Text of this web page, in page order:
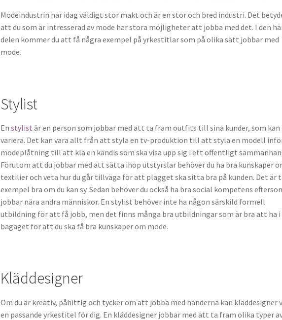
Modeindustrin har idag väldigt stor makt och är en stor och bred industri. Det
att du som är intresserad av mode har stora möjligheter att jobba med det. I den
delen kommer du att få några exempel på yrkestitlar som på olika sätt jobbar med
mode.
Stylist
En stylistär en person som jobbar med att ta fram outfits till sina kunder, som kan
variera. Det kan vara allt från att styla en tv-produktion till att styla en modell
modeplåtning till att klä en kändis som ska visa upp sig i ett offentligt
Förutom att du jobbar med att sätta ihop utstyrslar behöver du ha bra kunskaper
textilier och veta hur du går tillväga för att plagget ska sitta bra på kunden. Det är
exempel bra om du kan sy. Sedan behöver du också ha bra social kompetens
jobbar nära andra människor. En stylist behöver inte ha någon särskild formell
utbildning för att få jobb, men det finns många bra utbildningar som är bra att ha i
bagaget för att du ska få bra kunskaper om mode.
Kläddesigner
Om du är kreativ, påhittig och tycker om att jobba med händerna kan kläddesigner
en passande yrkestitel för dig. En kläddesigner jobbar med att ta fram olika typer